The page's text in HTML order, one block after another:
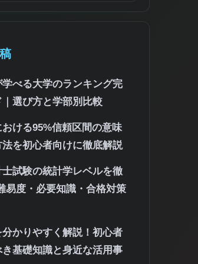
べる大学のランキング完
選び方と学部別比較
ける95%信頼区間の意味
法を初心者向けに徹底解説
試験の統計学レベルを徹
易度・必要知識・合格対策
かりやすく解説！初心者
基礎知識と身近な活用事